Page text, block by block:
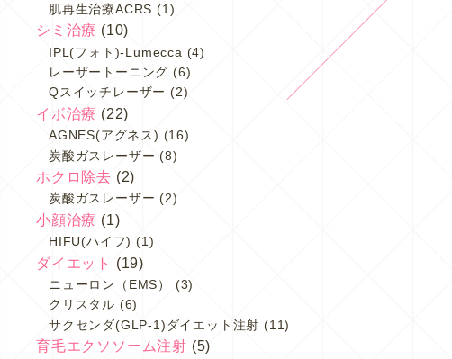
肌再生治療ACRS (1)
シミ治療 (10)
IPL(フォト)-Lumecca (4)
レーザートーニング (6)
Qスイッチレーザー (2)
イボ治療 (22)
AGNES(アグネス) (16)
炭酸ガスレーザー (8)
ホクロ除去 (2)
炭酸ガスレーザー (2)
小顔治療 (1)
HIFU(ハイフ) (1)
ダイエット (19)
ニューロン（EMS）
(3)
クリスタル (6)
サクセンダ(GLP-1)ダイエット注射 (11)
育毛エクソソーム注射 (5)